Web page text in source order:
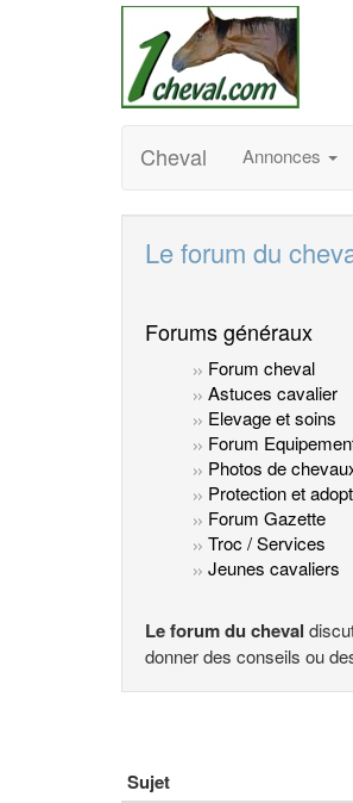
Cheval Annonces
Le forum du
Forums généraux
Forum cheval
Astuces cavalier
Elevage et soins
Forum
Photos de
Protection et
Forum Gazette
Troc / Services
Jeunes cavaliers
Le forum du cheval
donner des conseils ou
Sujet